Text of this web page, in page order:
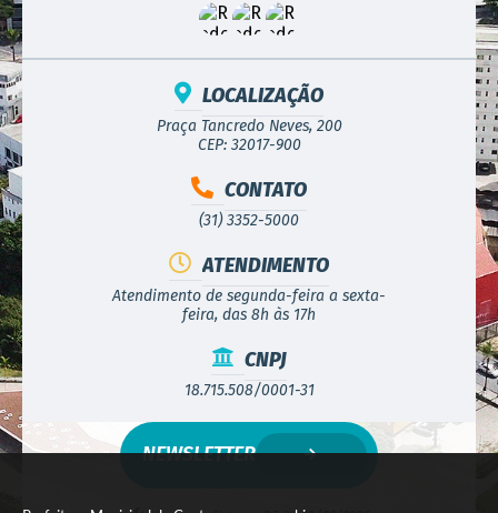
LOCALIZAÇÃO
Praça Tancredo Neves, 200
CEP: 32017-900
CONTATO
(31) 3352-5000
ATENDIMENTO
Atendimento de segunda-feira a sexta-
feira, das 8h às 17h
CNPJ
18.715.508/0001-31
NEWSLETTER